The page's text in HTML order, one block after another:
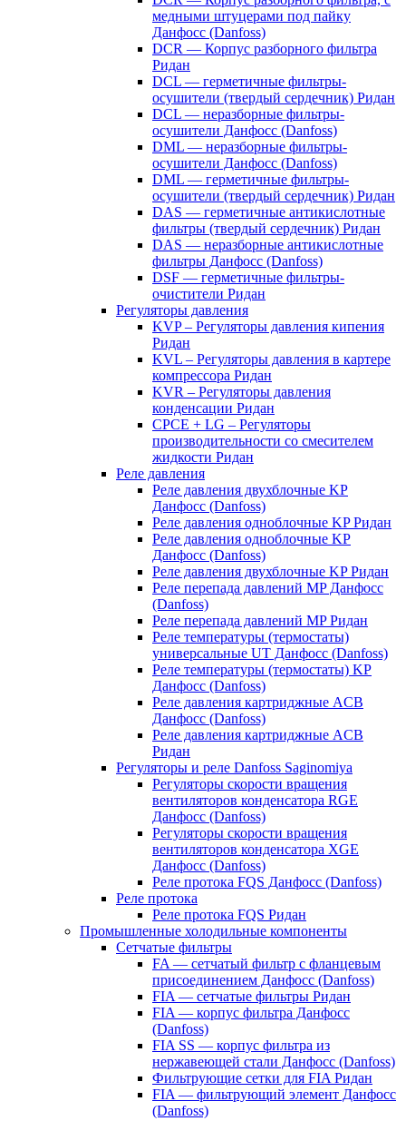
медными штуцерами под пайку
Данфосс (Danfoss)
DCR — Корпус разборного фильтра
Ридан
DCL — герметичные фильтры-
осушители (твердый сердечник) Ридан
DCL — неразборные фильтры-
осушители Данфосс (Danfoss)
DML — неразборные фильтры-
осушители Данфосс (Danfoss)
DML — герметичные фильтры-
осушители (твердый сердечник) Ридан
DAS — герметичные антикислотные
фильтры (твердый сердечник) Ридан
DAS — неразборные антикислотные
фильтры Данфосс (Danfoss)
DSF — герметичные фильтры-
очистители Ридан
Регуляторы давления
KVP – Регуляторы давления кипения
Ридан
KVL – Регуляторы давления в картере
компрессора Ридан
KVR – Регуляторы давления
конденсации Ридан
CPCE + LG – Регуляторы
производительности со смесителем
жидкости Ридан
Реле давления
Реле давления двухблочные KP
Данфосс (Danfoss)
Реле давления одноблочные KP Ридан
Реле давления одноблочные KP
Данфосс (Danfoss)
Реле давления двухблочные KP Ридан
Реле перепада давлений MP Данфосс
(Danfoss)
Реле перепада давлений MP Ридан
Реле температуры (термостаты)
универсальные UT Данфосс (Danfoss)
Реле температуры (термостаты) KP
Данфосс (Danfoss)
Реле давления картриджные ACB
Данфосс (Danfoss)
Реле давления картриджные ACB
Ридан
Регуляторы и реле Danfoss Saginomiya
Регуляторы скорости вращения
вентиляторов конденсатора RGE
Данфосс (Danfoss)
Регуляторы скорости вращения
вентиляторов конденсатора XGE
Данфосс (Danfoss)
Реле протока FQS Данфосс (Danfoss)
Реле протока
Реле протока FQS Ридан
Промышленные холодильные компоненты
Сетчатые фильтры
FA — сетчатый фильтр с фланцевым
присоединением Данфосс (Danfoss)
FIA — сетчатые фильтры Ридан
FIA — корпус фильтра Данфосс
(Danfoss)
FIA SS — корпус фильтра из
нержавеющей стали Данфосс (Danfoss)
Фильтрующие сетки для FIA Ридан
FIA — фильтрующий элемент Данфосс
(Danfoss)